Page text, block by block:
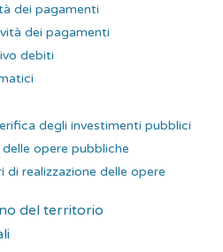
dei pagamenti
dei pagamenti
debiti
degli investimenti pubblici
opere pubbliche
realizzazione delle opere
del territorio